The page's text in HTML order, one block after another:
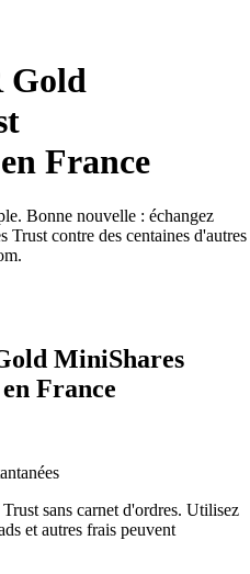
Gold
France
Bonne nouvelle : échangez
contre des centaines d'autres
MiniShares
France
sans carnet d'ordres. Utilisez
et autres frais peuvent